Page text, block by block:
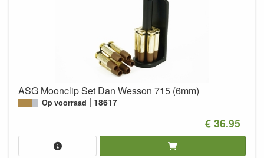
ASG Moonclip Set Dan Wesson 715 (6mm)
Op voorraad 18617
€ 36.95